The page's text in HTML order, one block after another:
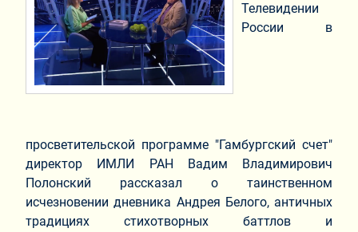
Телевидении
России в
просветительской программе "Гамбургский счет"
директор ИМЛИ РАН Вадим Владимирович
Полонский рассказал о таинственном
исчезновении дневника Андрея Белого, античных
традициях стихотворных баттлов и